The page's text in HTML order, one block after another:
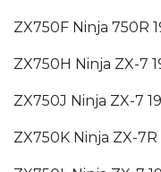
ZX750F Ninja 750R
ZX750H Ninja ZX-7
ZX750J Ninja ZX-7
ZX750K Ninja ZX-7R